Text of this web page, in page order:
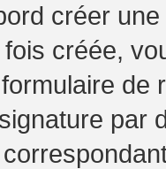
créer
fois créée,
de
par